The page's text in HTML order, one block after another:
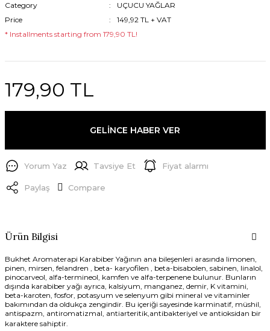
Category
UÇUCU YAĞLAR
Price
149,92 TL + VAT
* Installments starting from 179,90 TL!
179,90 TL
GELİNCE HABER VER
Yorum Yaz Tavsiye Et Fiyat alarmı
Paylaş Compare
Ürün Bilgisi
Bukhet Aromaterapi Karabiber Yağının ana bileşenleri arasında limonen,
pinen, mirsen, felandren , beta- karyofilen , beta-bisabolen, sabinen, linalol,
pinocarveol, alfa-termineol, kamfen ve alfa-terpenene bulunur. Bunların
dışında karabiber yağı ayrıca, kalsiyum, manganez, demir, K vitamini,
beta-karoten, fosfor, potasyum ve selenyum gibi mineral ve vitaminler
bakımından da oldukça zengindir. Bu içeriği sayesinde karminatif, müshil,
antispazm, antiromatizmal, antiarteritik,antibakteriyel ve antioksidan bir
karaktere sahiptir.